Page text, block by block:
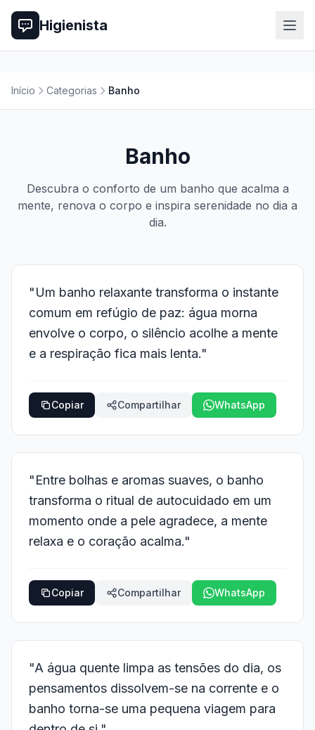
Higienista
Início Categorias Banho
Banho
Descubra o conforto de um banho que acalma a
mente, renova o corpo e inspira serenidade no dia a
dia.
"Um banho relaxante transforma o instante
comum em refúgio de paz: água morna
envolve o corpo, o silêncio acolhe a mente
e a respiração fica mais lenta."
Copiar Compartilhar WhatsApp
"Entre bolhas e aromas suaves, o banho
transforma o ritual de autocuidado em um
momento onde a pele agradece, a mente
relaxa e o coração acalma."
Copiar Compartilhar WhatsApp
"A água quente limpa as tensões do dia, os
pensamentos dissolvem-se na corrente e o
banho torna-se uma pequena viagem para